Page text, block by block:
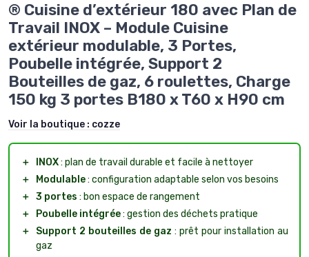
® Cuisine d’extérieur 180 avec Plan de
Travail INOX – Module Cuisine
extérieur modulable, 3 Portes,
Poubelle intégrée, Support 2
Bouteilles de gaz, 6 roulettes, Charge
150 kg 3 portes B180 x T60 x H90 cm
Voir la boutique : cozze
＋ INOX: plan de travail durable et facile à nettoyer
＋
Modulable: configuration adaptable selon vos besoins
＋ 3 portes : bon espace de rangement
＋
Poubelle intégrée: gestion des déchets pratique
＋
Support 2 bouteilles de gaz : prêt pour installation au
gaz